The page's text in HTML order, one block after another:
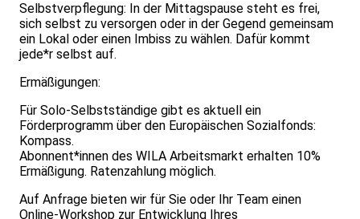
Selbstverpflegung: In der Mittagspause steht es frei,
sich selbst zu versorgen oder in der Gegend gemeinsam
ein Lokal oder einen Imbiss zu wählen. Dafür kommt
jede*r selbst auf.
Ermäßigungen:
Für Solo-Selbstständige gibt es aktuell ein
Förderprogramm über den Europäischen Sozialfonds:
Kompass.
Abonnent*innen des WILA Arbeitsmarkt erhalten 10%
Ermäßigung. Ratenzahlung möglich.
Auf Anfrage bieten wir für Sie oder Ihr Team einen
Online-Workshop zur Entwicklung Ihres